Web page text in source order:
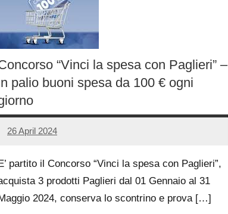
“Vinci la spesa con Paglieri” –
palio buoni spesa da 100 € ogni
26 April 2024
Luca
No
E’ partito il Concorso “Vinci la spesa con Paglieri”,
3 prodotti Paglieri dal 01 Gennaio al 31
2024, conserva lo scontrino e prova […]